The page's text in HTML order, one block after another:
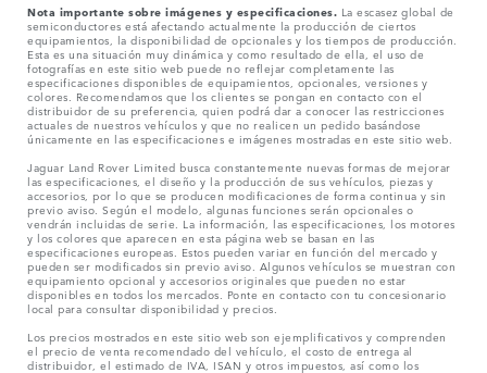
Nota importante sobre imágenes y especificaciones. La escasez global de
semiconductores está afectando actualmente la producción de ciertos
equipamientos, la disponibilidad de opcionales y los tiempos de producción.
Esta es una situación muy dinámica y como resultado de ella, el uso de
fotografías en este sitio web puede no reflejar completamente las
especificaciones disponibles de equipamientos, opcionales, versiones y
colores. Recomendamos que los clientes se pongan en contacto con el
distribuidor de su preferencia, quien podrá dar a conocer las restricciones
actuales de nuestros vehículos y que no realicen un pedido basándose
únicamente en las especificaciones e imágenes mostradas en este sitio web.
Jaguar Land Rover Limited busca constantemente nuevas formas de mejorar
las especificaciones, el diseño y la producción de sus vehículos, piezas y
accesorios, por lo que se producen modificaciones de forma continua y sin
previo aviso. Según el modelo, algunas funciones serán opcionales o
vendrán incluidas de serie. La información, las especificaciones, los motores
y los colores que aparecen en esta página web se basan en las
especificaciones europeas. Estos pueden variar en función del mercado y
pueden ser modificados sin previo aviso. Algunos vehículos se muestran con
equipamiento opcional y accesorios originales que pueden no estar
disponibles en todos los mercados. Ponte en contacto con tu concesionario
local para consultar disponibilidad y precios.
Los precios mostrados en este sitio web son ejemplificativos y comprenden
el precio de venta recomendado del vehículo, el costo de entrega al
distribuidor, el estimado de IVA, ISAN y otros impuestos, así como los